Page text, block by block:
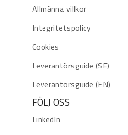
Allmänna villkor
Integritetspolicy
Cookies
Leverantörsguide (SE)
Leverantörsguide (EN)
FÖLJ OSS
LinkedIn